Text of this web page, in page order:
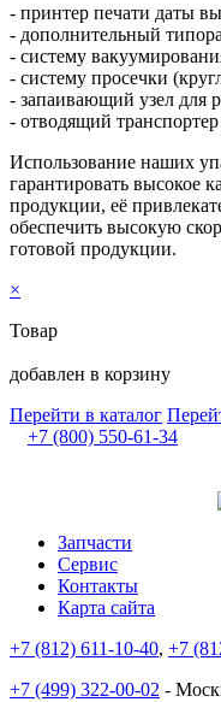
- принтер печати даты
- дополнительный
- систему
- систему просечки
- запаивающий узел для
- отводящий
Использование наших
гарантировать высокое
продукции, её
обеспечить высокую
готовой продукции.
×
Товар
добавлен в корзину
Перейти в каталог
+7 (800) 550-61-34
Запчасти
Сервис
Контакты
Карта сайта
+7 (812) 611-10-40, +7
+7 (499) 322-00-02 -